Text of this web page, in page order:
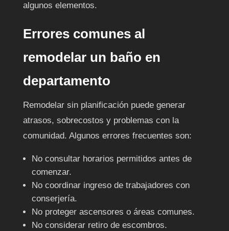
algunos elementos.
Errores comunes al
remodelar un baño en
departamento
Remodelar sin planificación puede generar
atrasos, sobrecostos y problemas con la
comunidad. Algunos errores frecuentes son:
No consultar horarios permitidos antes de
comenzar.
No coordinar ingreso de trabajadores con
conserjería.
No proteger ascensores o áreas comunes.
No considerar retiro de escombros.